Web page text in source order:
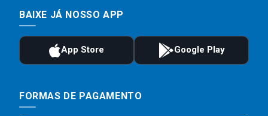
BAIXE JÁ NOSSO APP
FORMAS DE PAGAMENTO